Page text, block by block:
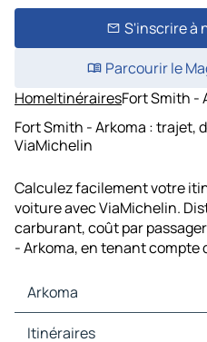
S'inscrire à
Parcourir le
HomeItinérairesFort Smith -
Fort Smith - Arkoma : trajet,
ViaMichelin
Calculez facilement votre
voiture avec ViaMichelin.
carburant, coût par
- Arkoma, en tenant
Arkoma
Arkoma Cartes et plans
Itinéraires